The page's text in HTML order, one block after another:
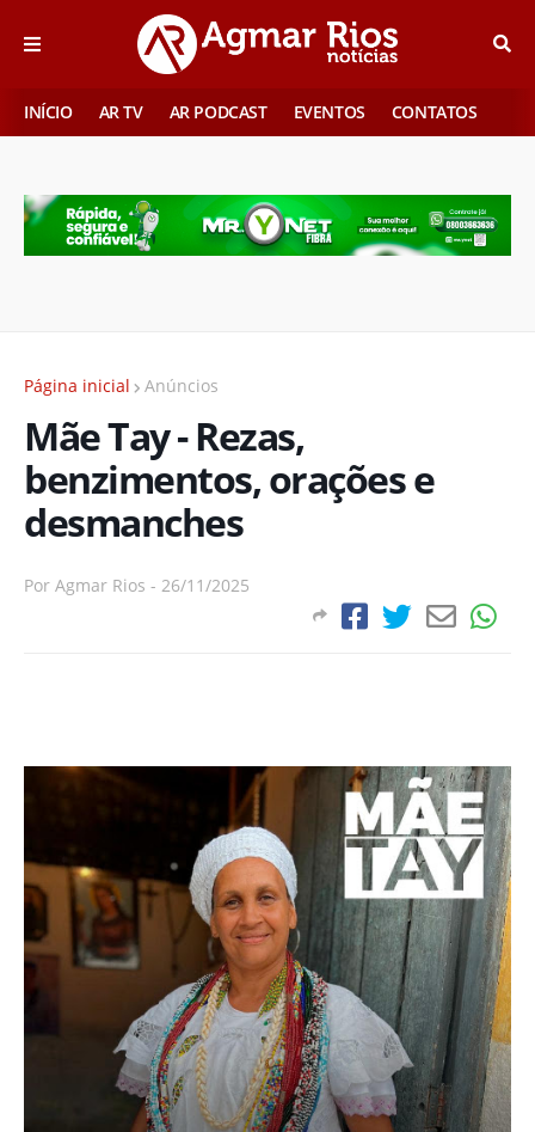
INÍCIO AR TV AR PODCAST EVENTOS CONTATOS
Página inicial Anúncios
Mãe Tay - Rezas,
benzimentos, orações e
desmanches
Por Agmar Rios - 26/11/2025